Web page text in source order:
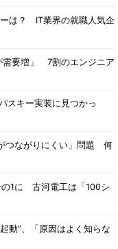
は？ IT業界の就職人気企
需要増」 7割のエンジニア
スキー実装に見つかっ
つながりにくい」問題 何
の1に 古河電工は「100シ
動”、「原因はよく知らな